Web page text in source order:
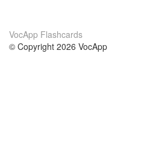
VocApp Flashcards
© Copyright 2026 VocApp